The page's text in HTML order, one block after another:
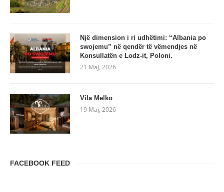
Një dimension i ri udhëtimi: “Albania po
swojemu” në qendër të vëmendjes në
Konsullatën e Lodz-it, Poloni.
21 Maj, 2026
Vila Melko
19 Maj, 2026
FACEBOOK FEED